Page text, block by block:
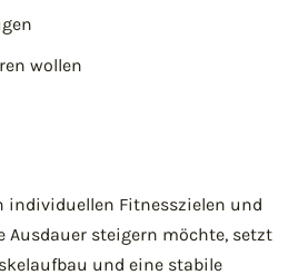
wollen
individuellen Fitnesszielen und
Ausdauer steigern möchte, setzt
und eine stabile